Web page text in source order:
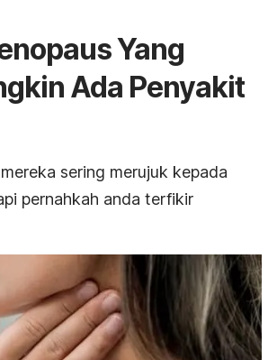
Yang
Ada Penyakit
sering merujuk kepada
pernahkah anda terfikir